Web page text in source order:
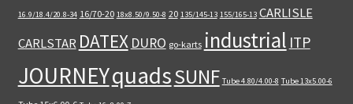
16.9/18.4/20.8-34 16/70-20 18x8.50/9.50-8 20 135/145-13 155/165-13 CARLISLE
CARLSTAR DATEX DURO go-karts industrial ITP
JOURNEYquadsSUNF Tube 4.80/4.00-8 Tube 13x5.00-6